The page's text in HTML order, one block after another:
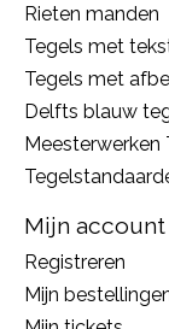
Rieten manden
Tegels met
Tegels met
Delfts blauw
Meesterwerken
Mijn account
Registreren
Mijn